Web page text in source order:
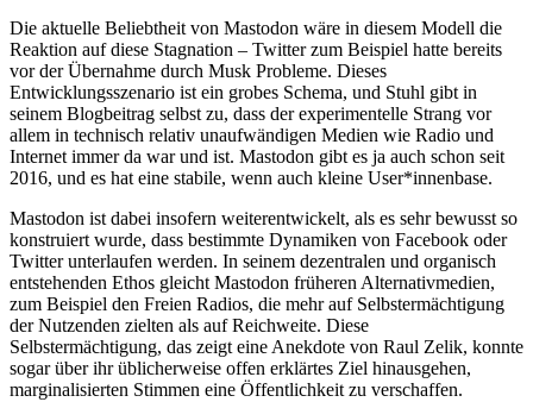
Die aktuelle Beliebtheit von Mastodon wäre in diesem Modell die
Reaktion auf diese Stagnation – Twitter zum Beispiel hatte bereits
vor der Übernahme durch Musk Probleme. Dieses
Entwicklungsszenario ist ein grobes Schema, und Stuhl gibt in
seinem Blogbeitrag selbst zu, dass der experimentelle Strang vor
allem in technisch relativ unaufwändigen Medien wie Radio und
Internet immer da war und ist. Mastodon gibt es ja auch schon seit
2016, und es hat eine stabile, wenn auch kleine User*innenbase.
Mastodon ist dabei insofern weiterentwickelt, als es sehr bewusst so
konstruiert wurde, dass bestimmte Dynamiken von Facebook oder
Twitter unterlaufen werden. In seinem dezentralen und organisch
entstehenden Ethos gleicht Mastodon früheren Alternativmedien,
zum Beispiel den Freien Radios, die mehr auf Selbstermächtigung
der Nutzenden zielten als auf Reichweite. Diese
Selbstermächtigung, das zeigt eine Anekdote von Raul Zelik, konnte
sogar über ihr üblicherweise offen erklärtes Ziel hinausgehen,
marginalisierten Stimmen eine Öffentlichkeit zu verschaffen.